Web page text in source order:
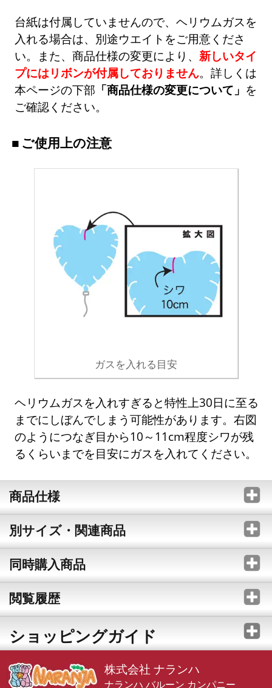
台紙は付属していませんので、ヘリウムガスを
入れる場合は、別途ウエイトをご用意くださ
い。また、商品仕様の変更により、 新しいタイ
プにはリボンが付属しておりません。詳しくは
本ページの下部 「商品仕様の変更について」 を
ご確認ください。
ご使用上の注意
ガスを入れる目安
ヘリウムガスを入れすぎると特性上30日に至る
までにしぼんでしまう可能性があります。右図
のようにつなぎ目から10～11cm程度シワが残
るくらいまでを目安にガスを入れてください。
商品仕様
別サイズ・関連商品
同時購入商品
閲覧履歴
ショッピングガイド
株式会社 ナランハ
ナランハ バルーン カンパニー